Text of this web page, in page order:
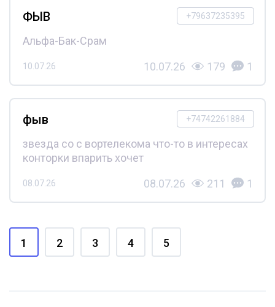
+79637235395
ФЫВ
Альфа-Бак-Срам
10.07.26 10.07.26 179 1
+74742261884
фыв
звезда со с вортелекома что-то в интересах
конторки впарить хочет
08.07.26 08.07.26 211 1
1 2 3 4 5